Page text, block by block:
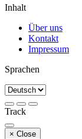
Inhalt
Über uns
Kontakt
Impressum
Sprachen
Track
× Close